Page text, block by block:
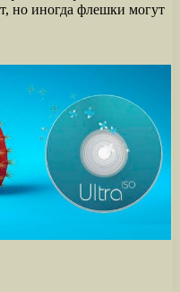
но иногда флешки могут